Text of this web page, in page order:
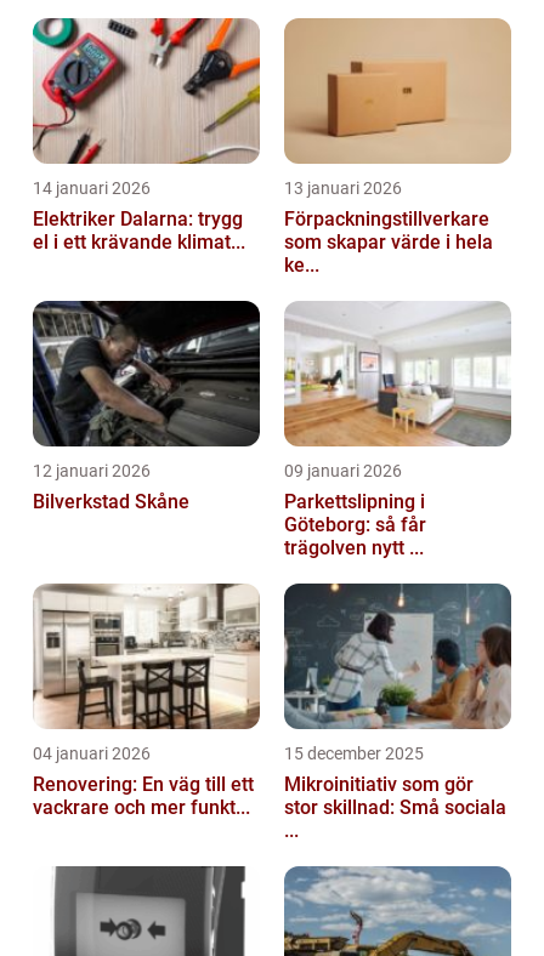
14 januari 2026
Elektriker Dalarna: trygg
el i ett krävande klimat...
13 januari 2026
Förpackningstillverkare
som skapar värde i hela
ke...
12 januari 2026
Bilverkstad Skåne
09 januari 2026
Parkettslipning i
Göteborg: så får
trägolven nytt ...
04 januari 2026
Renovering: En väg till ett
vackrare och mer funkt...
15 december 2025
Mikroinitiativ som gör
stor skillnad: Små sociala
...